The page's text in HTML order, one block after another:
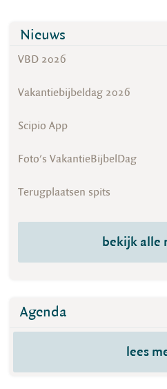
Nieuws
VBD 2026
Vakantiebijbeldag 2026
Scipio App
Foto's VakantieBijbelDag
Terugplaatsen spits
bekijk alle
Agenda
lees